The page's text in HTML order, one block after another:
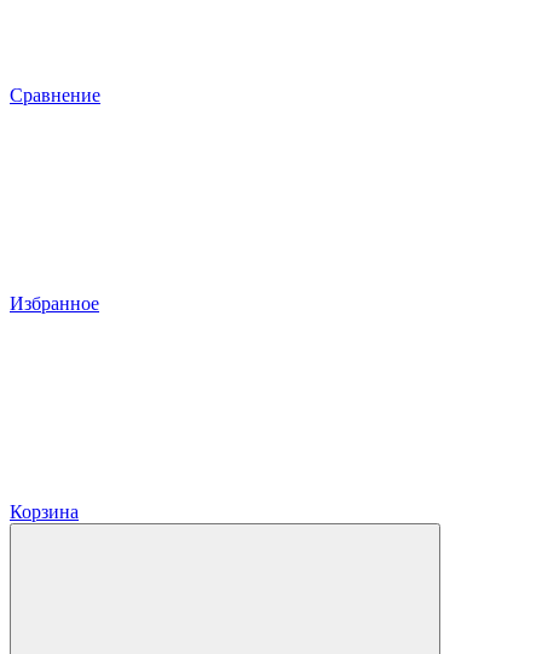
Сравнение
Избранное
Корзина